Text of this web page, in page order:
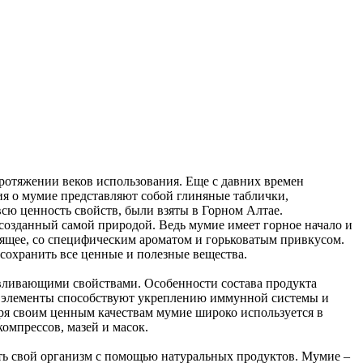
веков использования. Еще с давних времен
мумие представляют собой глиняные таблички,
ценность свойств, были взяты в Горном Алтае.
самой природой. Ведь мумие имеет горное начало и
со специфическим ароматом и горьковатым привкусом.
все ценные и полезные вещества.
свойствами. Особенности состава продукта
способствуют укреплению иммунной системы и
своим ценным качествам мумие широко используется в
мазей и масок.
свой организм с помощью натуральных продуктов. Мумие –